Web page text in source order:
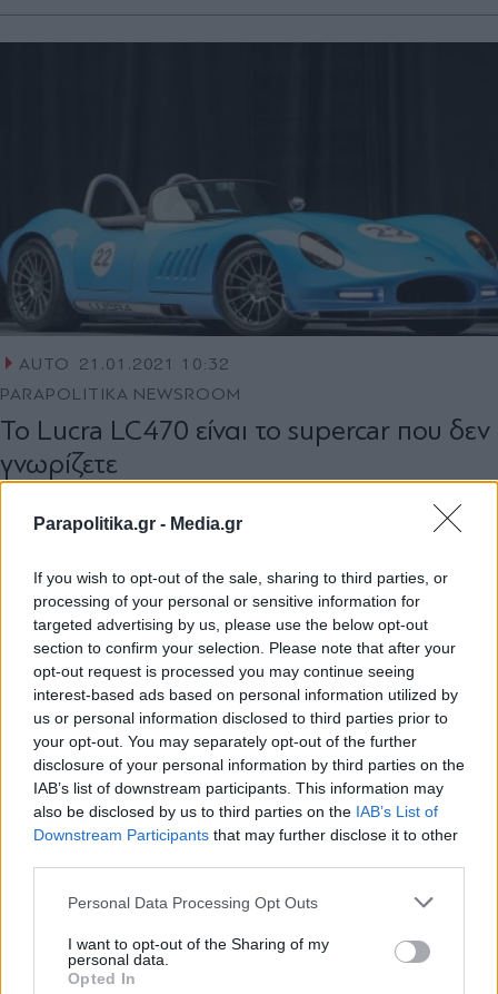
Parapolitika.gr - Media.gr
If you wish to opt-out of the sale, sharing to third parties, or
processing of your personal or sensitive information for
targeted advertising by us, please use the below opt-out
section to confirm your selection. Please note that after your
opt-out request is processed you may continue seeing
interest-based ads based on personal information utilized by
us or personal information disclosed to third parties prior to
your opt-out. You may separately opt-out of the further
disclosure of your personal information by third parties on the
IAB’s list of downstream participants. This information may
also be disclosed by us to third parties on the IAB’s List of
Downstream Participants that may further disclose it to other
Personal Data Processing Opt Outs
I want to opt-out of the Sharing of my
personal data.
Opted In
AUTO
21.01.2021 10:32
PARAPOLITIKA NEWSROOM
Το Lucra LC470 είναι το supercar που δεν
γνωρίζετε
κόσμο
Εγγραφή στο newsletter
Αποδέχομαι τους